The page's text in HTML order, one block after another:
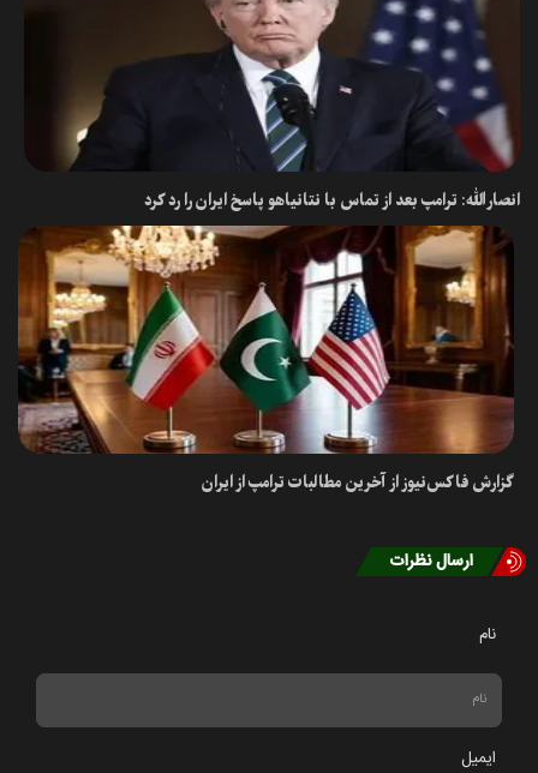
انصارالله: ترامپ بعد از تماس با نتانیاهو پاسخ ایران را رد کرد
گزارش فاکس‌نیوز از آخرین مطالبات ترامپ از ایران
ارسال نظرات
نام
ایمیل